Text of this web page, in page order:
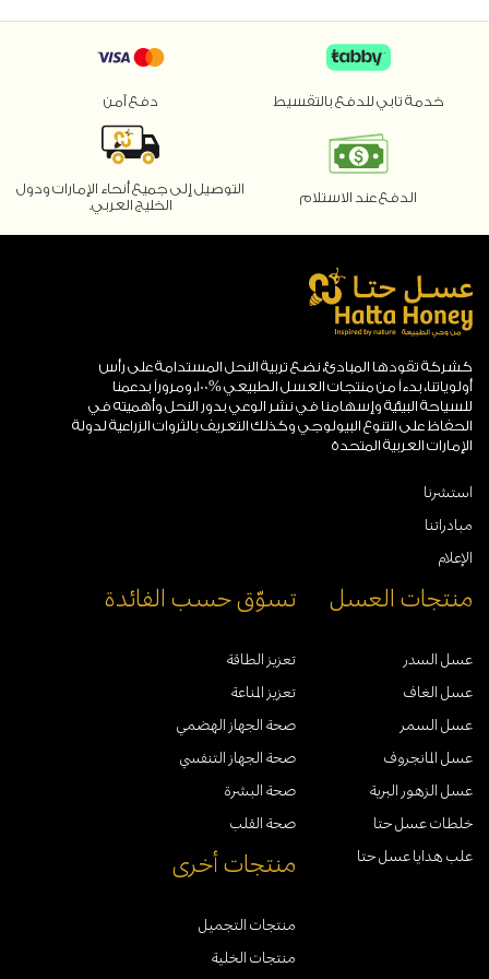
خدمة تابي للدفع بالتقسيط دفع آمن
الدفع عند الاستلام
التوصيل إلى جميع أنحاء الإمارات ودول
الخليج العربي.
كشركة تقودها المبادئ، نضع تربية النحل المستدامة على رأس
أولوياتنا، بدءاً من منتجات العسل الطبيعي %100، ومروراً بدعمنا
للسياحة البيئية وإسهامنا في نشر الوعي بدور النحل وأهميته في
الحفاظ على التنوع البيولوجي وكذلك التعريف بالثروات الزراعية لدولة
الإمارات العربية المتحدة
استشرنا
مبادراتنا
الإعلام
منتجات العسل
عسل السدر
عسل الغاف
عسل السمر
عسل المانجروف
عسل الزهور البرية
خلطات عسل حتا
علب هدايا عسل حتا
تسوّق حسب الفائدة
تعزيز الطاقة
تعزيز المناعة
صحة الجهاز الهضمي
صحة الجهاز التنفسي
صحة البشرة
صحة القلب
منتجات أخرى
منتجات التجميل
منتجات الخلية